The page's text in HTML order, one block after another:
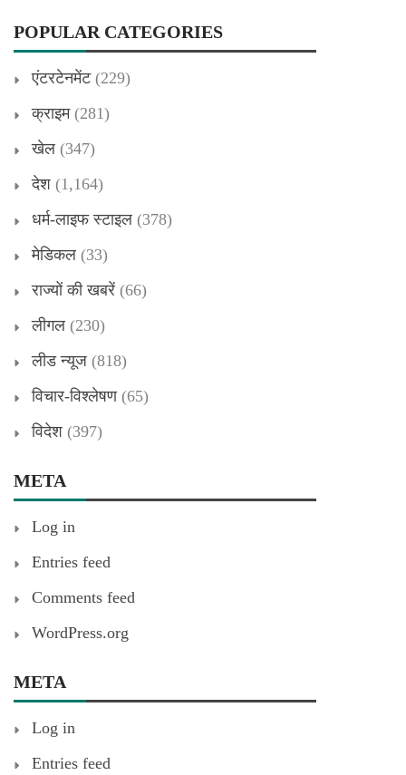
POPULAR CATEGORIES
एंटरटेनमेंट(229)
क्राइम(281)
खेल (347)
देश (1,164)
धर्म-लाइफ स्टाइल (378)
मेडिकल (33)
राज्यों की खबरें (66)
लीगल (230)
लीड न्यूज (818)
विचार-विश्लेषण(65)
विदेश (397)
META
Log in
Entries feed
Comments feed
WordPress.org
META
Log in
Entries feed